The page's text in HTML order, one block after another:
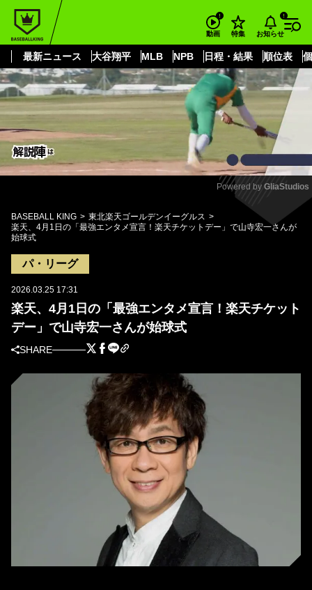
動画 特集 お知らせ
最新ニュース 大谷翔平 MLB NPB 日程・結果 順位表
もっと見る
Mute
Powered by GliaStudios
BASEBALL KING
東北楽天ゴールデンイーグルス
楽天、4月1日の「最強エンタメ宣言！楽天チケットデー」で山寺宏一さんが
始球式
パ・リーグ
2026.03.25 17:31
楽天、4月1日の「最強エンタメ宣言！楽天チケット
デー」で山寺宏一さんが始球式
SHARE